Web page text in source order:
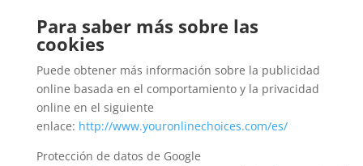
Para saber más sobre las
cookies
Puede obtener más información sobre la publicidad
online basada en el comportamiento y la privacidad
online en el siguiente
enlace: http://www.youronlinechoices.com/es/
Protección de datos de Google